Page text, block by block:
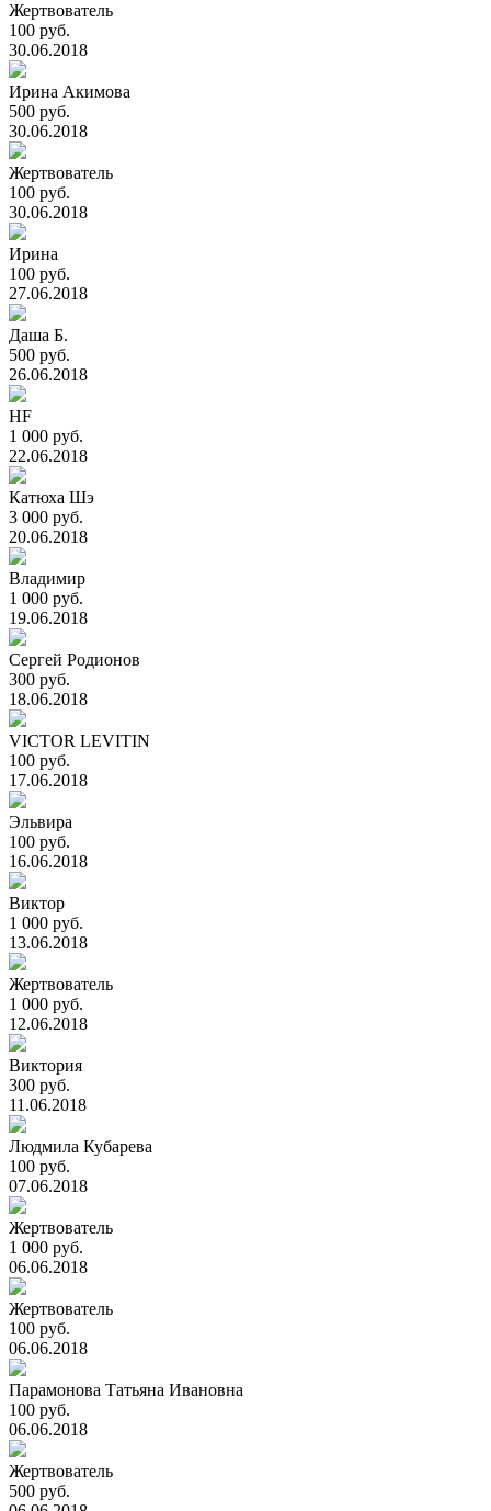
Жертвователь
100 руб.
30.06.2018
Ирина Акимова
500 руб.
30.06.2018
Жертвователь
100 руб.
30.06.2018
Ирина
100 руб.
27.06.2018
Даша Б.
500 руб.
26.06.2018
HF
1 000 руб.
22.06.2018
Катюха Шэ
3 000 руб.
20.06.2018
Владимир
1 000 руб.
19.06.2018
Сергей Родионов
300 руб.
18.06.2018
VICTOR LEVITIN
100 руб.
17.06.2018
Эльвира
100 руб.
16.06.2018
Виктор
1 000 руб.
13.06.2018
Жертвователь
1 000 руб.
12.06.2018
Виктория
300 руб.
11.06.2018
Людмила Кубарева
100 руб.
07.06.2018
Жертвователь
1 000 руб.
06.06.2018
Жертвователь
100 руб.
06.06.2018
Парамонова Татьяна Ивановна
100 руб.
06.06.2018
Жертвователь
500 руб.